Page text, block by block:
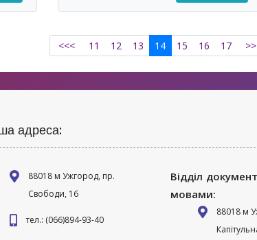
<<< 11 12 13 14 15 16 17
адреса:
88018 м Ужгород, пр.
Свободи, 16
тел.: (066)894-93-40
Відділ
мовами:
88018 м